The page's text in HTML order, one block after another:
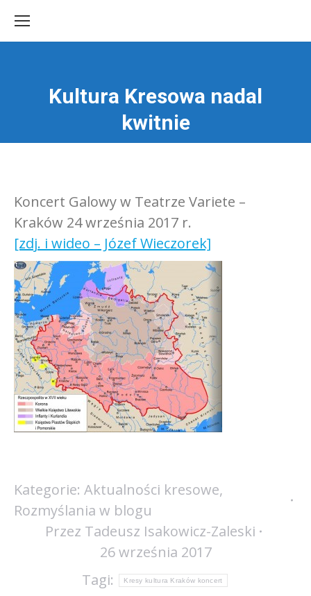
Kultura Kresowa nadal
kwitnie
Jesteś tutaj:
Koncert Galowy w Teatrze Variete –
Kraków 24 września 2017 r.
[zdj. i wideo – Józef Wieczorek]
Kategorie: Aktualności kresowe,
Rozmyślania w blogu
Przez Tadeusz Isakowicz-Zaleski
26 września 2017
Tagi:
Kresy kultura Kraków koncert